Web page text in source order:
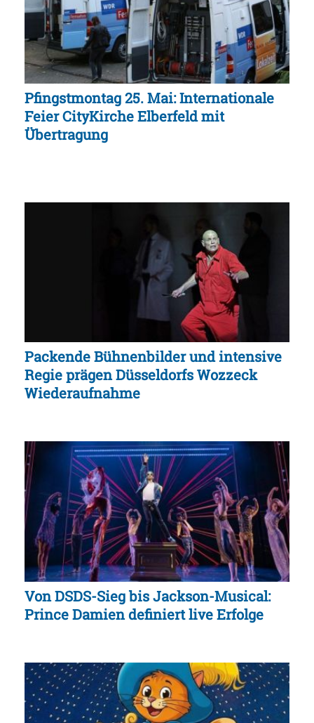
Pfingstmontag 25. Mai: Internationale
Feier CityKirche Elberfeld mit
Übertragung
Packende Bühnenbilder und intensive
Regie prägen Düsseldorfs Wozzeck
Wiederaufnahme
Von DSDS-Sieg bis Jackson-Musical:
Prince Damien definiert live Erfolge